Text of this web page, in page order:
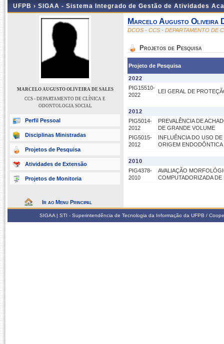
UFPB › SIGAA - Sistema Integrado de Gestão de Atividades
MARCELO AUGUSTO OLIVEIRA DE SALES
CCS - DEPARTAMENTO DE CLÍNICA E
ODONTOLOGIA SOCIAL
Perfil Pessoal
Disciplinas Ministradas
Projetos de Pesquisa
Atividades de Extensão
Projetos de Monitoria
Ir ao Menu Principal
Marcelo Augusto Oliveira
DCOS - CCS - DEPARTAMENTO DE
Projetos de Pesquisa
Projeto de Pesquisa
2022
PIG15510-
2022
LEI GERAL DE
2012
PIG5014-
2012
PREVALÊNCIA DE
DE GRANDE VOLUME
PIG5015-
2012
INFLUÊNCIA DO USO
ORIGEM ENDODÔNTICA
2010
PIG4378-
2010
AVALIAÇÃO
COMPUTADORIZADA
SIGAA | STI - Superintendência de Tecnologia da Informação da UFPB /